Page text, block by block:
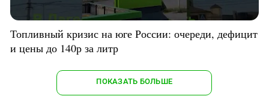
Топливный кризис на юге России: очереди, дефицит
и цены до 140р за литр
ПОКАЗАТЬ БОЛЬШЕ